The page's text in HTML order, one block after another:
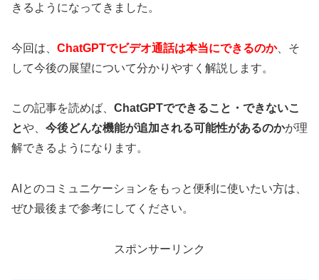
きるようになってきました。
今回は、 ChatGPTでビデオ通話は本当にできるのか、そ
して今後の展望について分かりやすく解説します。
この記事を読めば、 ChatGPTでできること・できないこ
とや、 今後どんな機能が追加される可能性があるのかが理
解できるようになります。
AIとのコミュニケーションをもっと便利に使いたい方は、
ぜひ最後まで参考にしてください。
スポンサーリンク